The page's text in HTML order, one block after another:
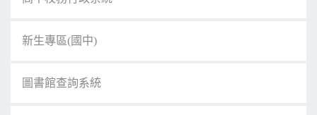
新生專區(國中)
圖書館查詢系統